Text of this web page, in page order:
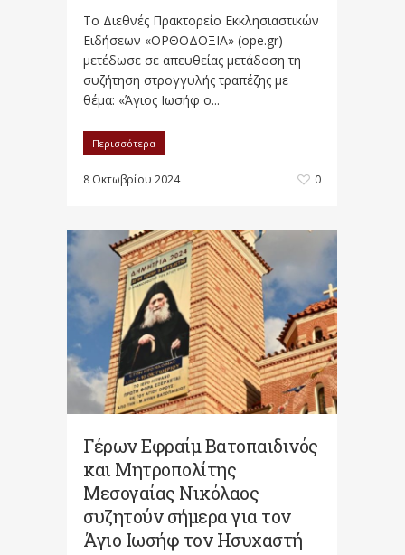
Το Διεθνές Πρακτορείο Εκκλησιαστικών
Ειδήσεων «ΟΡΘΟΔΟΞΙΑ» (ope.gr)
μετέδωσε σε απευθείας μετάδοση τη
συζήτηση στρογγυλής τραπέζης με
θέμα: «Άγιος Ιωσήφ ο...
Περισσότερα
8 Οκτωβρίου 2024 0
Γέρων Εφραίμ Βατοπαιδινός
και Μητροπολίτης
Μεσογαίας Νικόλαος
συζητούν σήμερα για τον
Άγιο Ιωσήφ τον Ησυχαστή